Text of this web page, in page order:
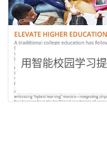
用智能校园学习